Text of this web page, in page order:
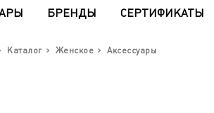
БРЕНДЫ СЕРТИФИКАТЫ
Каталог Женское Аксессуары